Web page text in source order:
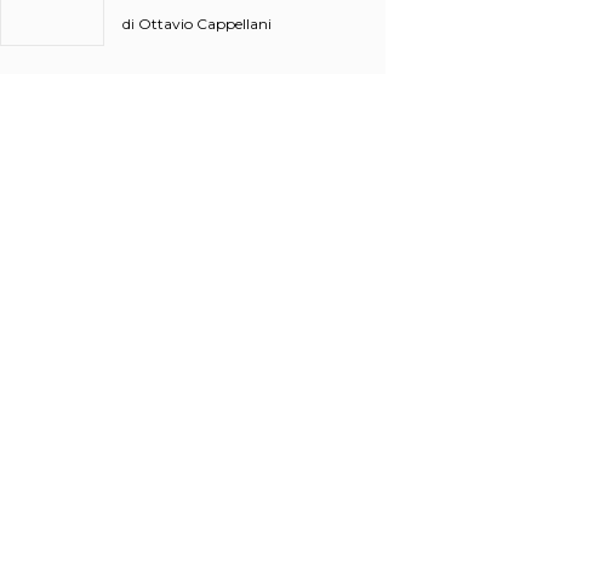
di Ottavio Cappellani